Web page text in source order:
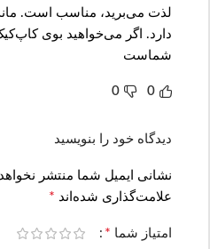
لذت می‌برید، مناسب است.
دارد. اگر می‌خواهید بوی
شماست
0
0
دیدگاه خود را بنویسید
نشانی ایمیل شما منتشر
علامت‌گذاری شده‌اند *
امتیاز شما *